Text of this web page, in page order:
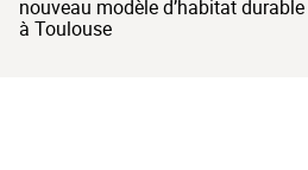
nouveau modèle d’habitat
à Toulouse